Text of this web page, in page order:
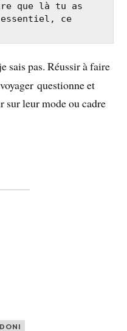
que là tu as
ce
sais pas. Réussir à faire
questionne et
sur leur mode ou cadre